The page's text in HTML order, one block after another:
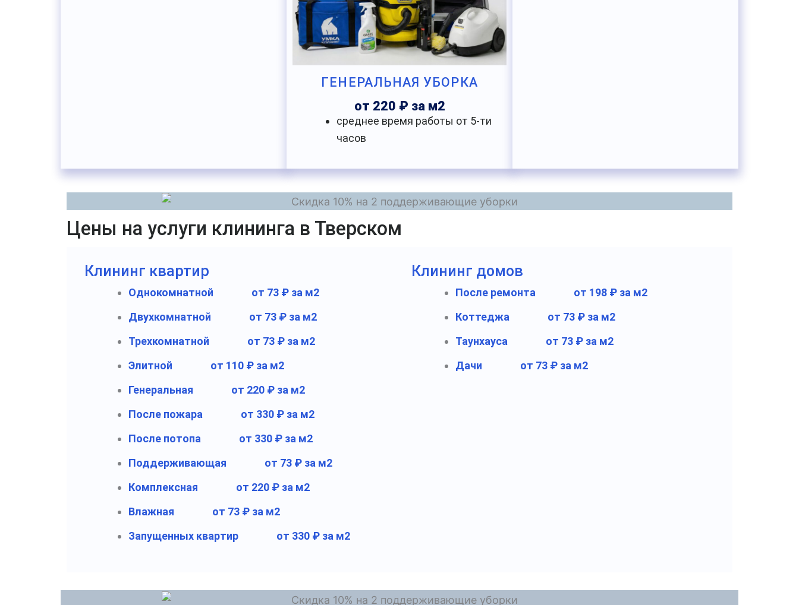
ГЕНЕРАЛЬНАЯ УБОРКА
от 220 ₽ за м2
среднее время работы от 5-ти
часов
Цены на услуги клининга в Тверском
Клининг квартир
Однокомнатной
от 73 ₽ за м2
Двухкомнатной
от 73 ₽ за м2
Трехкомнатной
от 73 ₽ за м2
Элитной
от 110 ₽ за м2
Генеральная
от 220 ₽ за м2
После пожара
от 330 ₽ за м2
После потопа
от 330 ₽ за м2
Поддерживающая
от 73 ₽ за м2
Комплексная
от 220 ₽ за м2
Влажная
от 73 ₽ за м2
Запущенных квартир
от 330 ₽ за м2
Клининг домов
После ремонта
от 198 ₽ за м2
Коттеджа
от 73 ₽ за м2
Таунхауса
от 73 ₽ за м2
Дачи
от 73 ₽ за м2